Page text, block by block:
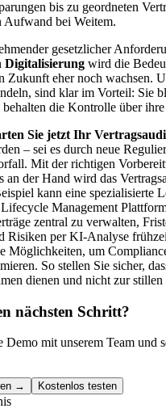
bis zu geordneten
Aufwand bei Weitem.
gesetzlicher
Digitalisierung wird die
Zukunft eher noch wachsen.
sind klar im Vorteil: Sie
die Kontrolle über
Sie jetzt Ihr
– sei es durch neue
Mit der richtigen
an der Hand wird das
kann eine spezialisierte
Management
zentral zu verwalten,
Risiken per KI-Analyse
Möglichkeiten, um
So stellen Sie sicher,
dienen und nicht zur
nächsten Schritt?
Demo mit unserem Team und
→ Kostenlos testen